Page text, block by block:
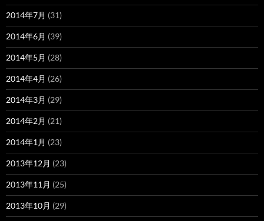
2014年7月 (31)
2014年6月 (39)
2014年5月 (28)
2014年4月 (26)
2014年3月 (29)
2014年2月 (21)
2014年1月 (23)
2013年12月 (23)
2013年11月 (25)
2013年10月 (29)